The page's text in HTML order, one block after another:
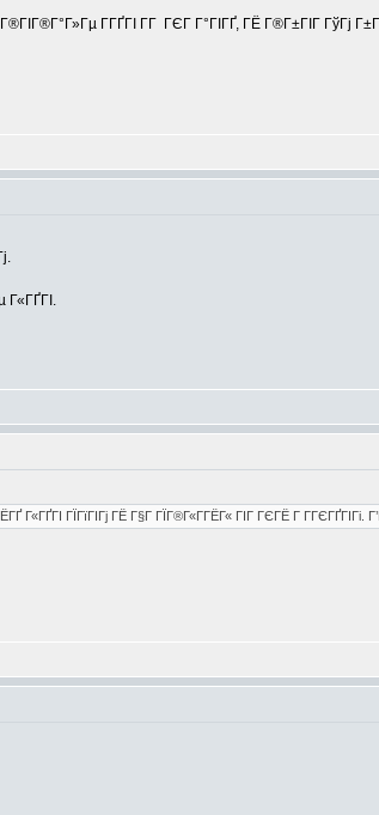
Г­ГҐГІ Г­Г ГЄГ Г°ГІГҐ, ГЁ Г®Г±ГІГ ГўГј
Г«ГҐГІ.
ГЇГїГІГј ГЁ Г§Г ГЇГ®Г«Г­ГЁГ« ГІГ ГЄГЁ Г Г­ГЄГҐГІГі.